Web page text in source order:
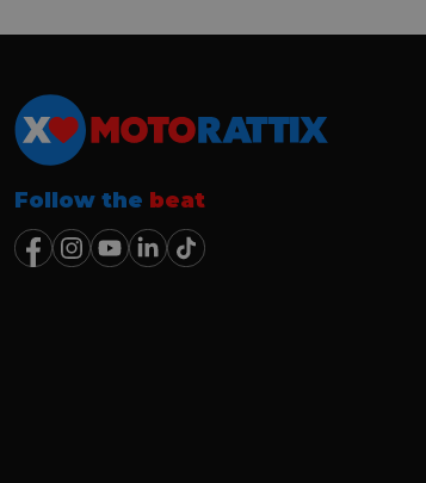
Follow the beat